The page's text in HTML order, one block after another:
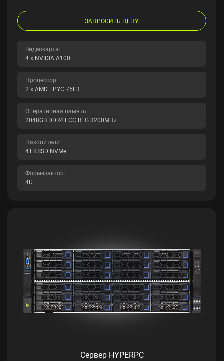
ЗАПРОСИТЬ ЦЕНУ
Видеокарта:
4 x NVIDIA A100
Процессор:
2 x AMD EPYC 75F3
Оперативная память:
2048GB DDR4 ECC REG 3200MHz
Накопители:
4TB SSD NVMe
Форм-фактор:
4U
Сервер HYPERPC